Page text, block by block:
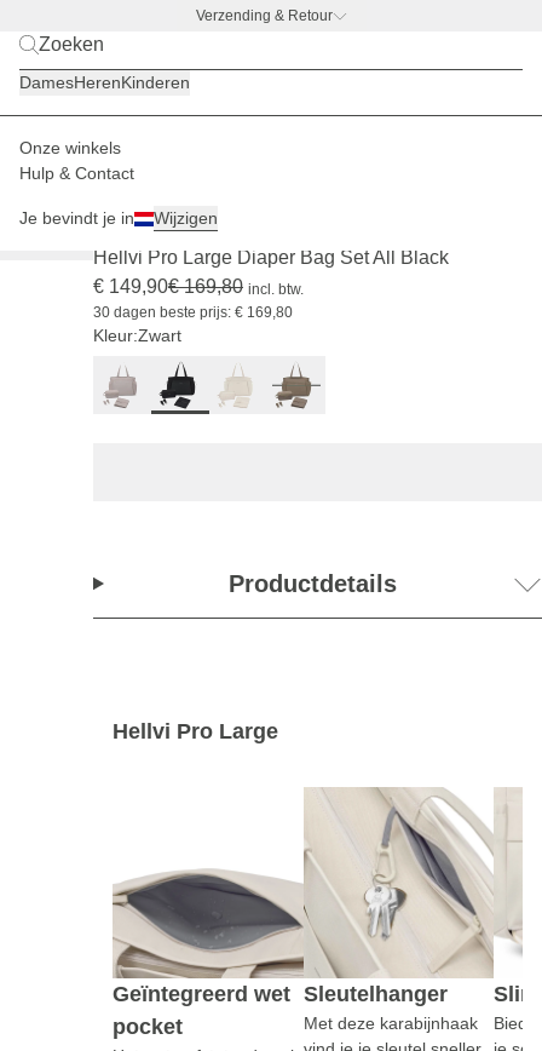
Verzending & Retour
DamesHerenKinderen
Onze winkels
Hulp & Contact
Je bevindt je in Wijzigen
Kinderen Luierrugzakken & Luiertassen
(26)
Hellvi Pro Large Diaper Bag Set All Black
€ 149,90€ 169,80 incl. btw.
30 dagen beste prijs: € 169,80
Kleur:Zwart
Productdetails
Hellvi Pro Large
Geïntegreerd wet
pocket
Sleutelhanger
Met deze karabijnhaak
Biedt